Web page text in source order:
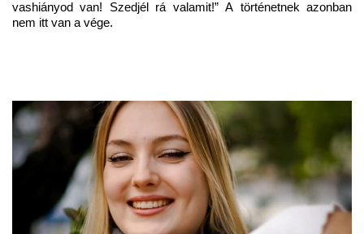
vashiányod van! Szedjél rá valamit!” A történetnek azonban
nem itt van a vége.